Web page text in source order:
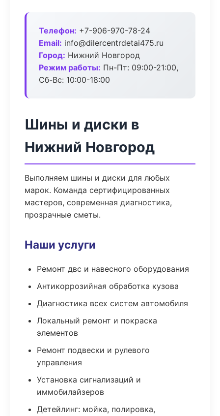
Телефон: +7-906-970-78-24
Email: info@dilercentrdetai475.ru
Город: Нижний Новгород
Режим работы: Пн-Пт: 09:00-21:00,
Сб-Вс: 10:00-18:00
Шины и диски в
Нижний Новгород
Выполняем шины и диски для любых
марок. Команда сертифицированных
мастеров, современная диагностика,
прозрачные сметы.
Наши услуги
Ремонт двс и навесного оборудования
Антикоррозийная обработка кузова
Диагностика всех систем автомобиля
Локальный ремонт и покраска
элементов
Ремонт подвески и рулевого
управления
Установка сигнализаций и
иммобилайзеров
Детейлинг: мойка, полировка,